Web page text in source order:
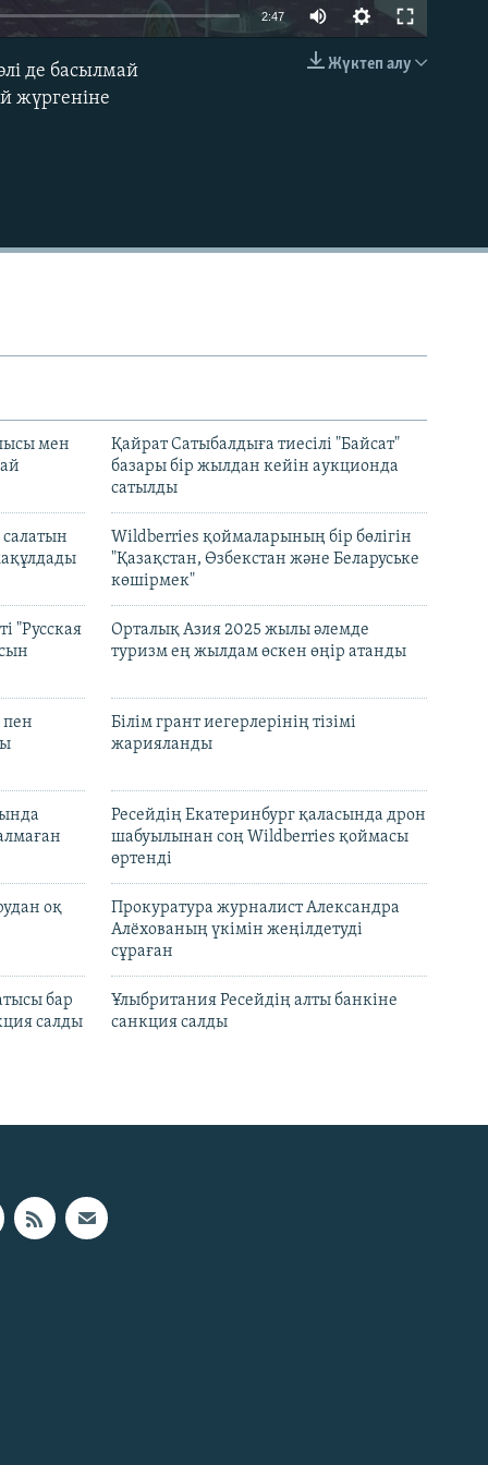
EMBED
2:47
Жүктеп алу
де басылмай
жүргеніне
мен
Қайрат Сатыбалдыға тиесілі "Байсат"
базары бір жылдан кейін аукционда
сатылды
Wildberries қоймаларының бір бөлігін
"Қазақстан, Өзбекстан және Беларуське
көшірмек"
"Русская
Орталық Азия 2025 жылы әлемде
туризм ең жылдам өскен өңір атанды
Білім грант иегерлерінің тізімі
жарияланды
Ресейдің Екатеринбург қаласында дрон
шабуылынан соң Wildberries қоймасы
өртенді
оқ
Прокуратура журналист Александра
Алёхованың үкімін жеңілдетуді
сұраған
бар
салды
Ұлыбритания Ресейдің алты банкіне
санкция салды